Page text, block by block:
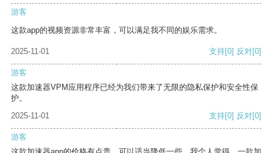
游客
这款app的视频资源非常丰富，可以满足我不同的娱乐需求。
2025-11-01 支持[0] 反对[0]
游客
这款加速器VPM应用程序已经为我们带来了无限的隐私保护和安全性保
护。
2025-11-01
支持[0] 反对[0]
游客